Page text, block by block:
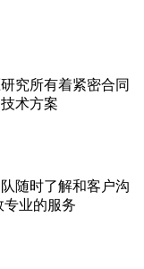
究所有着紧密合同
术方案
随时了解和客户沟
业的服务